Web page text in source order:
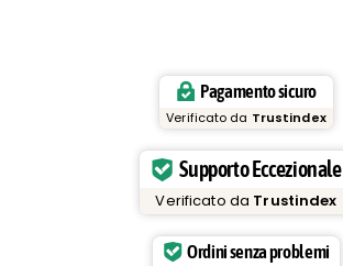
Pagamento sicuro
Verificato da Trustindex
Supporto Eccezionale
Verificato da Trustindex
Ordini senza problemi